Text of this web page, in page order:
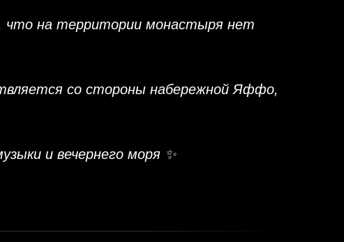
что на территории монастыря нет
со стороны набережной Яффо,
и вечернего моря ✨